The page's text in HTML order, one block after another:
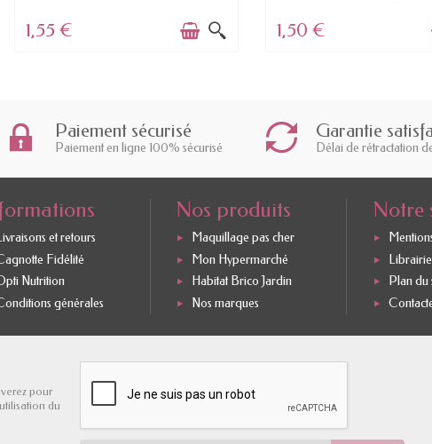
1,55 € 1,50 €
Paiement sécurisé
Paiement en ligne 100% sécurisé
Garantie
Délai de rétractation
et retours
Fidélité
Nutrition
générales
Nos produits
Maquillage pas cher
Mon Hypermarché
Habitat Brico Jardin
Nos marques
Notre
Plan du
pour
du